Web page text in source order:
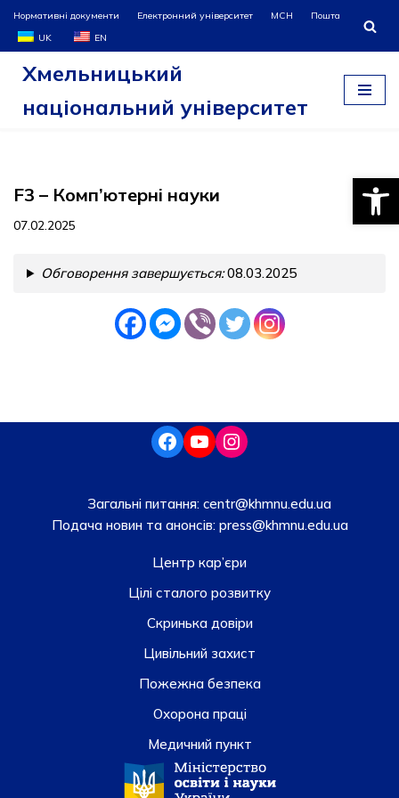
Перейти
до
Нормативні документи Електронний університет МСН
Пошта
UK
EN
Хмельницький
національний університет
F3 – Комп’ютерні науки
07.02.2025
Обговорення завершується:08.03.2025
Загальні питання: centr@khmnu.edu.ua
Подача новин та анонсів:press@khmnu.edu.ua
Центр кар’єри
Цілі сталого розвитку
Скринька довiри
Цивільний захист
Пожежна безпека
Охорона праці
Медичний пункт